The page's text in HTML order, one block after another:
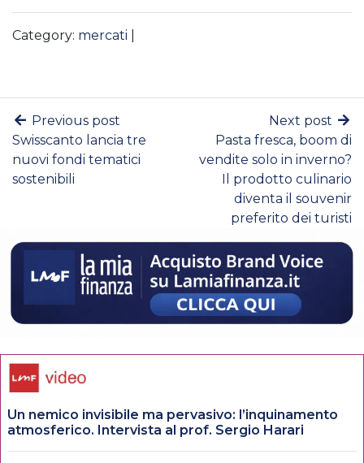
Category: mercati
Previous post
Swisscanto lancia tre
nuovi fondi tematici
sostenibili
Next post
Pasta fresca, boom di
vendite solo in inverno?
Il prodotto culinario
diventa il souvenir
preferito dei turisti
Un nemico invisibile ma pervasivo: l’inquinamento
atmosferico. Intervista al prof. Sergio Harari